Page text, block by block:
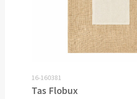
Draadloze opladers bedrukken
Solar powerbanks bedrukken
USB oplaadstekkers bedrukken
Reisladers & Reisstekkers bedrukken
16-160381
Tas Flobux